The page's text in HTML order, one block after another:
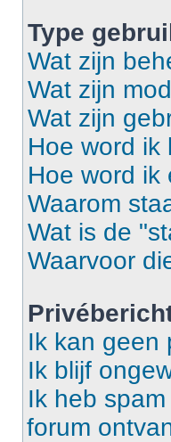
Type
Wat zijn
Wat zijn
Wat zijn
Hoe word ik
Hoe word ik
Waarom
Wat is de
Waarvoor
Ik kan geen
Ik blijf
Ik heb
forum